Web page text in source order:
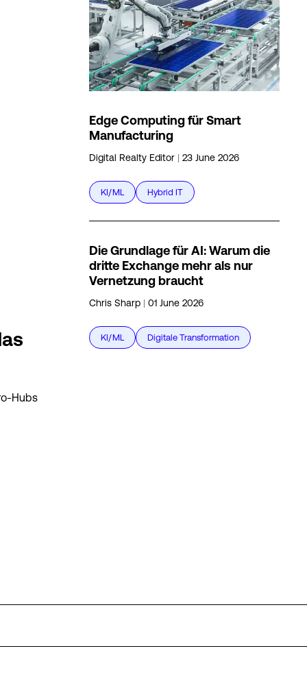
Hubs
Edge Computing für Smart
Manufacturing
Digital Realty Editor | 23 June 2026
KI/ML Hybrid IT
Die Grundlage für AI: Warum die
dritte Exchange mehr als nur
Vernetzung braucht
Chris Sharp | 01 June 2026
KI/ML Digitale Transformation